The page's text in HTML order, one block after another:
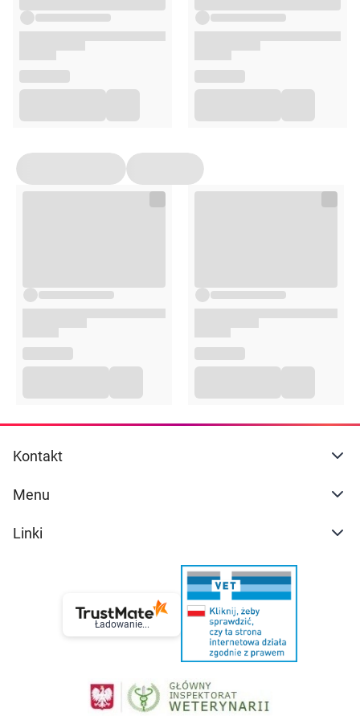
Kontakt
Menu
Linki
Ładowanie...